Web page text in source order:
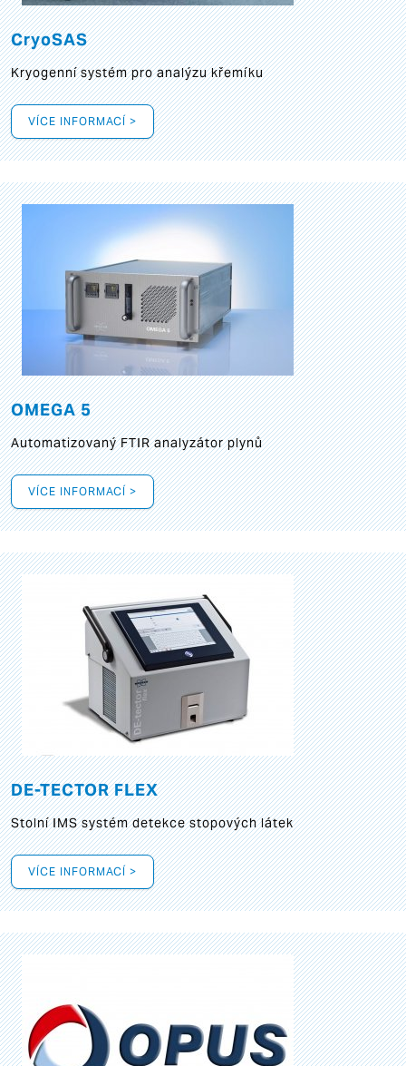
CryoSAS
Kryogenní systém pro analýzu křemíku
VÍCE INFORMACÍ >
OMEGA 5
Automatizovaný FTIR analyzátor plynů
VÍCE INFORMACÍ >
DE-TECTOR FLEX
Stolní IMS systém detekce stopových látek
VÍCE INFORMACÍ >